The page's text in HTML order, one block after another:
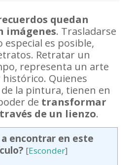
quedan
imágenes. Trasladarse
es posible,
Retratar un
representa un arte
Quienes
la pintura, tienen en
de transformar
de un lienzo.
a encontrar en este
[Esconder]